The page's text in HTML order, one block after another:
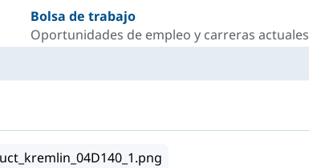
Bolsa de trabajo
Oportunidades de empleo y carreras actuales